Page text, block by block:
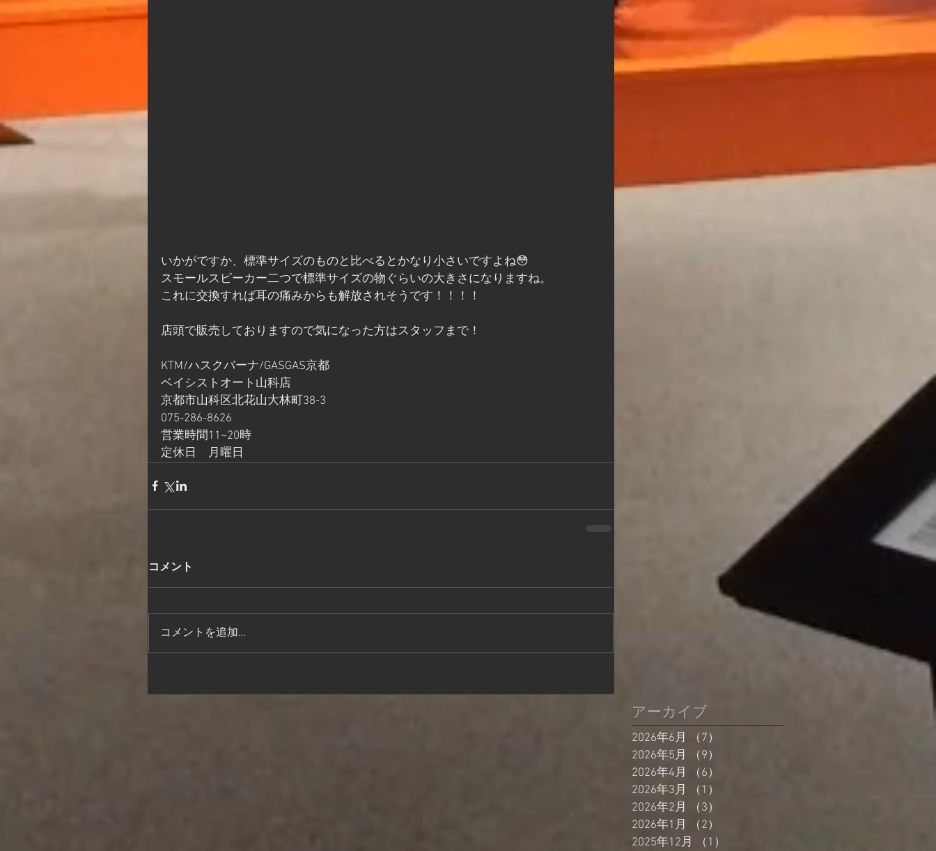
いかがですか、標準サイズのものと比べるとかなり小さいですよね😳
スモールスピーカー二つで標準サイズの物ぐらいの大きさになりますね。
これに交換すれば耳の痛みからも解放されそうです！！！！
店頭で販売しておりますので気になった方はスタッフまで！
KTM/ハスクバーナ/GASGAS京都
ベイシストオート山科店
京都市山科区北花山大林町38-3
075-286-8626
営業時間11~20時
定休日　月曜日
コメント
コメントを追加…
アーカイブ
2026年6月 （7）
2026年5月
（9）
2026年4月
（6）
2026年3月
（1）
2026年2月
（3）
2026年1月
（2）
2025年12月
（1）